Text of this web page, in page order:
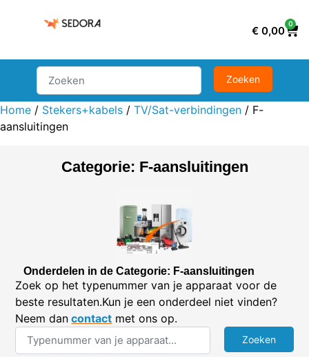
€ 0,00
0
Home / Stekers+kabels / TV/Sat-verbindingen / F-
aansluitingen
Categorie: F-aansluitingen
Onderdelen in de Categorie: F-aansluitingen
Zoek op het typenummer van je apparaat voor de
beste resultaten.Kun je een onderdeel niet vinden?
Neem dan contact met ons op.